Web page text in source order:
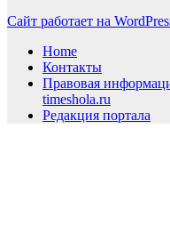
Сайт работает на
Home
Контакты
Правовая
timeshola.ru
Редакция портала